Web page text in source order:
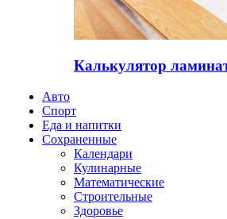
Калькулятор
Авто
Спорт
Еда и напитки
Сохраненные
Календари
Кулинарные
Математические
Строительные
Здоровье